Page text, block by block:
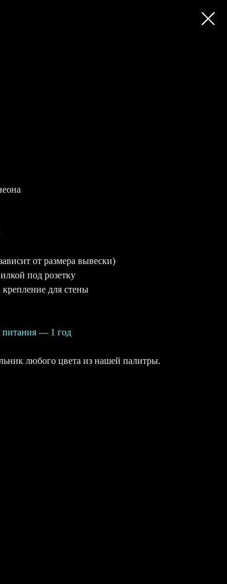
от размера вывески)
под розетку
для стены
питания — 1 год
любого цвета из нашей палитры.